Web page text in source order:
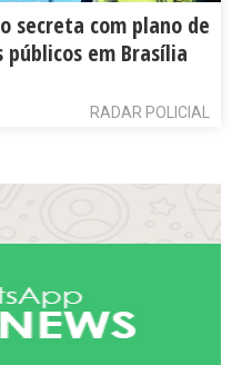
secreta com plano de
em Brasília
RADAR POLICIAL